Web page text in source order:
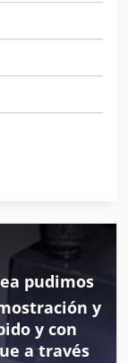
pudimos
y
y con
a través